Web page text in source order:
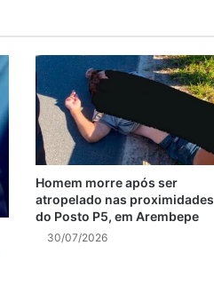
Homem morre após ser
atropelado nas proximidades
do Posto P5, em Arembepe
30/07/2026